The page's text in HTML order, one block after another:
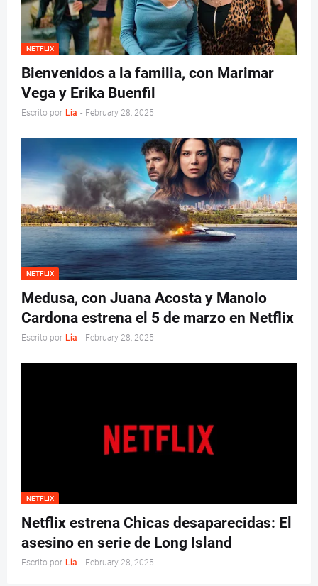
NETFLIX
Bienvenidos a la familia, con Marimar
Vega y Erika Buenfil
Escrito por Lia - February 28, 2025
NETFLIX
Medusa, con Juana Acosta y Manolo
Cardona estrena el 5 de marzo en Netflix
Escrito por Lia - February 28, 2025
NETFLIX
Netflix estrena Chicas desaparecidas: El
asesino en serie de Long Island
Escrito por Lia - February 28, 2025